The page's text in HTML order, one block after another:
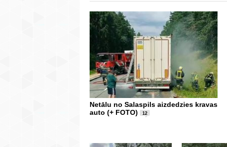
Netālu no Salaspils aizdedzies kravas
auto (+ FOTO)
12